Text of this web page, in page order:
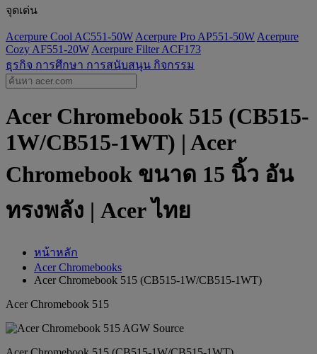
จุดเด่น
Acerpure Cool AC551-50W Acerpure Pro AP551-50W Acerpure
Cozy AF551-20W Acerpure Filter ACF173
ธุรกิจ การศึกษา การสนับสนุน กิจกรรม
Acer Chromebook 515 (CB515-
1W/CB515-1WT) | Acer
Chromebook ขนาด 15 นิ้ว อัน
ทรงพลัง | Acer ไทย
หน้าหลัก
Acer Chromebooks
Acer Chromebook 515 (CB515-1W/CB515-1WT)
Acer Chromebook 515